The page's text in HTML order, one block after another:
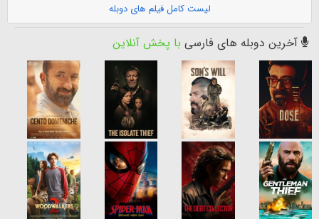
لیست کامل فیلم های دوبله
آخرین دوبله های فارسی با پخش آنلاین